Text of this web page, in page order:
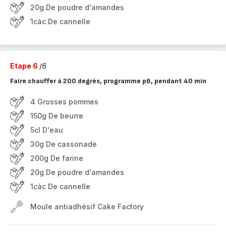
20g De poudre d'amandes
1càc De cannelle
Etape 6 /6
Faire chauffer à 200 degrés, programme p6, pendant 40 min
4 Grosses pommes
150g De beurre
5cl D'eau
30g De cassonade
200g De farine
20g De poudre d'amandes
1càc De cannelle
Moule antiadhésif Cake Factory